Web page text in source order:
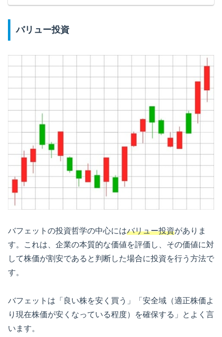
バリュー投資
バフェットの投資哲学の中心にはバリュー投資がありま
す。これは、企業の本質的な価値を評価し、その価値に対
して株価が割安であると判断した場合に投資を行う方法で
す。
バフェットは「良い株を安く買う」「安全域（適正株価よ
り現在株価が安くなっている程度）を確保する」とよく言
います。